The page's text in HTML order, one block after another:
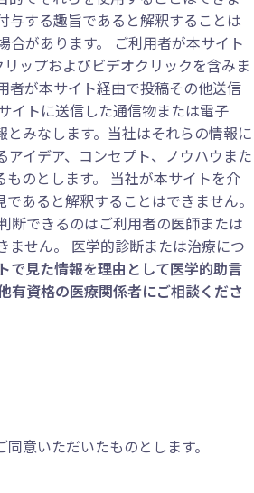
与する趣旨であると解釈することは
があります。 ご利用者が本サイト
ップおよびビデオクリックを含みま
者が本サイト経由で投稿その他送信
イトに送信した通信物または電子
みなします。当社はそれらの情報に
イデア、コンセプト、ノウハウまた
のとします。 当社が本サイトを介
あると解釈することはできません。
断できるのはご利用者の医師または
ません。 医学的診断または治療につ
で見た情報を理由として医学的助言
有資格の医療関係者にご相談くださ
意いただいたものとします。